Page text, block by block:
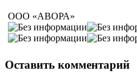
ООО «АВОРА»
Оставить комментарий